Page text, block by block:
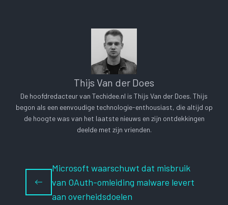
Thijs Van der Does
De hoofdredacteur van Techidee.nl is Thijs Van der Does. Thijs
begon als een eenvoudige technologie-enthousiast, die altijd op
de hoogte was van het laatste nieuws en zijn ontdekkingen
deelde met zijn vrienden.
Microsoft waarschuwt dat misbruik
van OAuth-omleiding malware levert
aan overheidsdoelen